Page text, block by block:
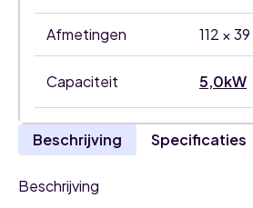
Afmetingen 112 ×
Capaciteit 5,0kW
Beschrijving Specificaties
Beschrijving